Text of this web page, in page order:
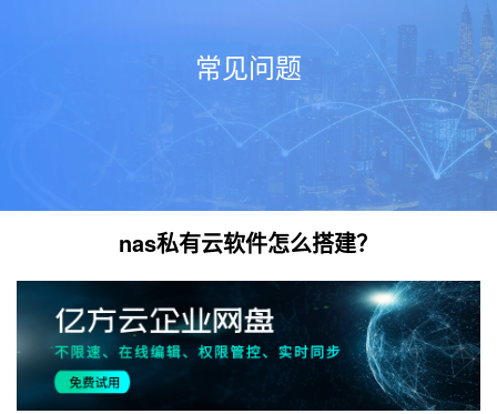
常见问题
nas私有云软件怎么搭建？